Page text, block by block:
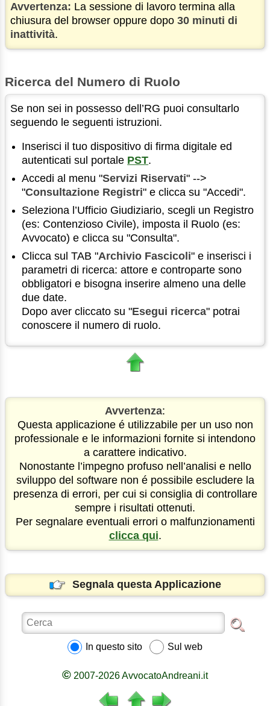
Avvertenza: La sessione di lavoro termina alla
chiusura del browser oppure dopo 30 minuti di
inattività.
Ricerca del Numero di Ruolo
Se non sei in possesso dell’RG puoi consultarlo
seguendo le seguenti istruzioni.
Inserisci il tuo dispositivo di firma digitale ed
autenticati sul portale PST.
Accedi al menu "Servizi Riservati" -->
"Consultazione Registri" e clicca su "Accedi".
Seleziona l’Ufficio Giudiziario, scegli un Registro
(es: Contenzioso Civile), imposta il Ruolo (es:
Avvocato) e clicca su "Consulta".
Clicca sul TAB "Archivio Fascicoli" e inserisci i
parametri di ricerca: attore e controparte sono
obbligatori e bisogna inserire almeno una delle
due date.
Dopo aver cliccato su "Esegui ricerca" potrai
conoscere il numero di ruolo.
Avvertenza:
Questa applicazione é utilizzabile per un uso non
professionale e le informazioni fornite si intendono
a carattere indicativo.
Nonostante l’impegno profuso nell’analisi e nello
sviluppo del software non é possibile escludere la
presenza di errori, per cui si consiglia di controllare
sempre i risultati ottenuti.
Per segnalare eventuali errori o malfunzionamenti
clicca qui.
Segnala questa Applicazione
In questo sito Sul web
© 2007-2026 AvvocatoAndreani.it